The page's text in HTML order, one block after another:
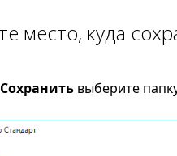
место, куда
Сохранитьвыберите